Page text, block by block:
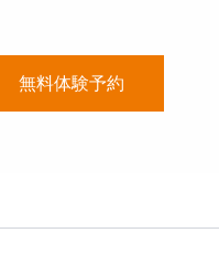
無料体験予約